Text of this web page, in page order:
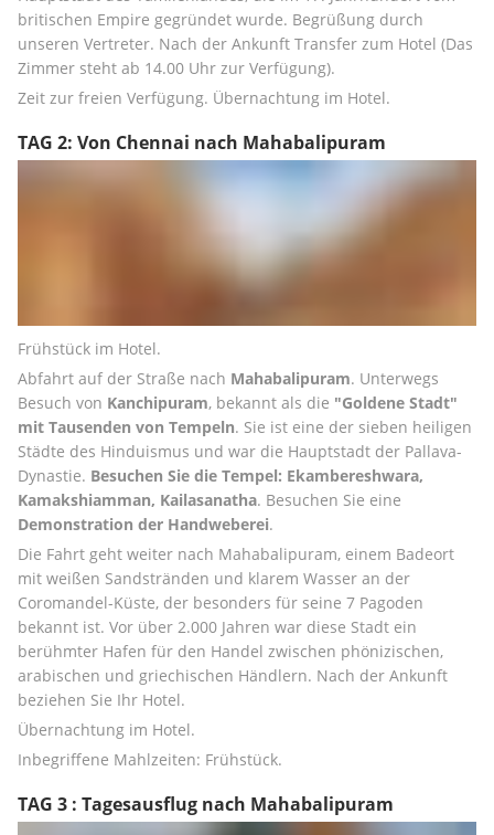
britischen Empire gegründet wurde. Begrüßung durch
unseren Vertreter. Nach der Ankunft Transfer zum Hotel (Das
Zimmer steht ab 14.00 Uhr zur Verfügung).
Zeit zur freien Verfügung. Übernachtung im Hotel.
TAG 2: Von Chennai nach Mahabalipuram
Frühstück im Hotel.
Abfahrt auf der Straße nach Mahabalipuram. Unterwegs
Besuch von Kanchipuram, bekannt als die "Goldene Stadt"
mit Tausenden von Tempeln. Sie ist eine der sieben heiligen
Städte des Hinduismus und war die Hauptstadt der Pallava-
Dynastie. Besuchen Sie die Tempel: Ekambereshwara,
Kamakshiamman, Kailasanatha
Demonstration der Handweberei.
Die Fahrt geht weiter nach Mahabalipuram, einem Badeort
mit weißen Sandstränden und klarem Wasser an der
Coromandel-Küste, der besonders für seine 7 Pagoden
bekannt ist. Vor über 2.000 Jahren war diese Stadt ein
berühmter Hafen für den Handel zwischen phönizischen,
arabischen und griechischen Händlern. Nach der Ankunft
beziehen Sie Ihr Hotel.
Übernachtung im Hotel.
Inbegriffene Mahlzeiten: Frühstück.
TAG 3 : Tagesausflug nach Mahabalipuram